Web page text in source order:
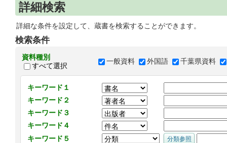
詳細検索
詳細な条件を設定して、蔵書を検索することができます。
検索条件
資料種別
すべて選択
一般資料 外国語 千葉県資料
キーワード１
キーワード２
キーワード３
キーワード４
キーワード５